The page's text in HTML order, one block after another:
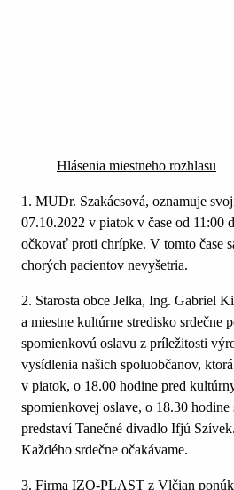
Hlásenia miestneho rozhlasu
1. MUDr. Szakácsová, oznamuje
07.10.2022 v piatok v čase od 11:00
očkovať proti chrípke. V tomto čase
chorých pacientov nevyšetria.
2. Starosta obce Jelka, Ing. Gabriel
a miestne kultúrne stredisko srdečne
spomienkovú oslavu z príležitosti
vysídlenia našich spoluobčanov,
v piatok, o 18.00 hodine pred
spomienkovej oslave, o 18.30
predstaví Tanečné divadlo Ifjú
Každého srdečne očakávame.
3. Firma IZO-PLAST z Vlčian